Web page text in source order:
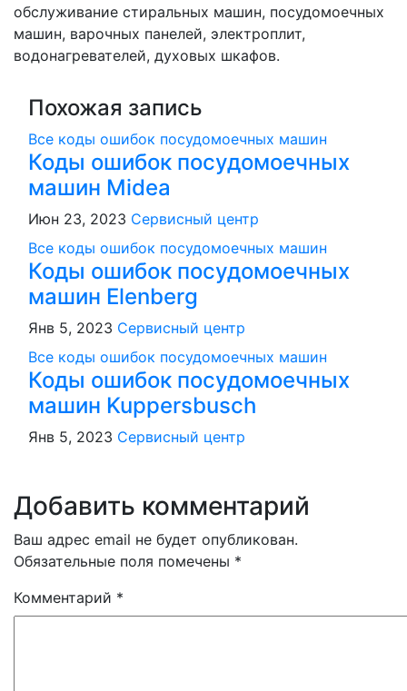
обслуживание стиральных машин, посудомоечных
машин, варочных панелей, электроплит,
водонагревателей, духовых шкафов.
Похожая запись
Все коды ошибок посудомоечных машин
Коды ошибок посудомоечных
машин Midea
Июн 23, 2023 Сервисный центр
Все коды ошибок посудомоечных машин
Коды ошибок посудомоечных
машин Elenberg
Янв 5, 2023 Сервисный центр
Все коды ошибок посудомоечных машин
Коды ошибок посудомоечных
машин Kuppersbusch
Янв 5, 2023 Сервисный центр
Добавить комментарий
Ваш адрес email не будет опубликован.
Обязательные поля помечены *
Комментарий *